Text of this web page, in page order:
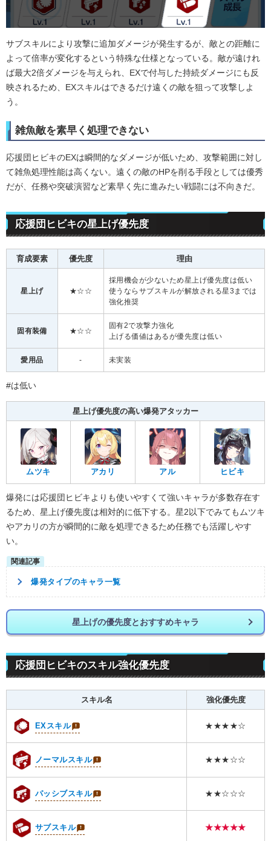
サブスキルにより攻撃に追加ダメージが発生するが、敵との距離に
よって倍率が変化するという特殊な仕様となっている。敵が遠けれ
ば最大2倍ダメージを与えられ、EXで付与した持続ダメージにも反
映されるため、EXスキルはできるだけ遠くの敵を狙って攻撃しよ
う。
雑魚敵を素早く処理できない
応援団ヒビキのEXは瞬間的なダメージが低いため、攻撃範囲に対し
て雑魚処理性能は高くない。遠くの敵のHPを削る手段としては優秀
だが、任務や突破演習など素早く先に進みたい戦闘には不向きだ。
応援団ヒビキの星上げ優先度
育成要素 優先度 理由
星上げ ★☆☆
採用機会が少ないため星上げ優先度は低い
使うならサブスキルが解放される星3までは
強化推奨
固有装備 ★☆☆
固有2で攻撃力強化
上げる価値はあるが優先度は低い
愛用品 - 未実装
#は低い
星上げ優先度の高い爆発アタッカー
ムツキ アカリ アル ヒビキ
爆発には応援団ヒビキよりも使いやすくて強いキャラが多数存在す
るため、星上げ優先度は相対的に低下する。星2以下でみてもムツキ
やアカリの方が瞬間的に敵を処理できるため任務でも活躍しやす
い。
爆発タイプのキャラ一覧
星上げの優先度とおすすめキャラ
応援団ヒビキのスキル強化優先度
スキル名 強化優先度
EXスキル ★★★★☆
ノーマルスキル ★★★☆☆
パッシブスキル ★★☆☆☆
サブスキル ★★★★★